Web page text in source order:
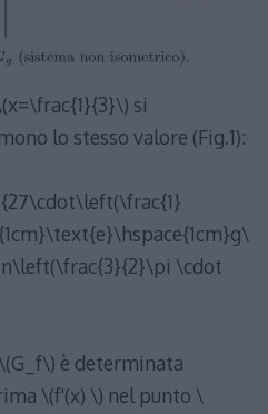
si
lo stesso valore (Fig.1):
\cdot
è determinata
\(f'(x) \) nel punto \